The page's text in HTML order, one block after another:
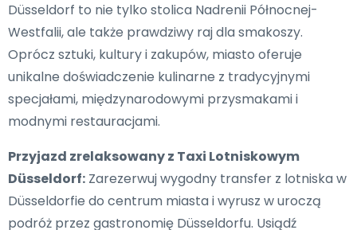
Düsseldorf to nie tylko stolica Nadrenii Północnej-
Westfalii, ale także prawdziwy raj dla smakoszy.
Oprócz sztuki, kultury i zakupów, miasto oferuje
unikalne doświadczenie kulinarne z tradycyjnymi
specjałami, międzynarodowymi przysmakami i
modnymi restauracjami.
Przyjazd zrelaksowany z Taxi Lotniskowym
Düsseldorf: Zarezerwuj wygodny transfer z lotniska w
Düsseldorfie do centrum miasta i wyrusz w uroczą
podróż przez gastronomię Düsseldorfu. Usiądź